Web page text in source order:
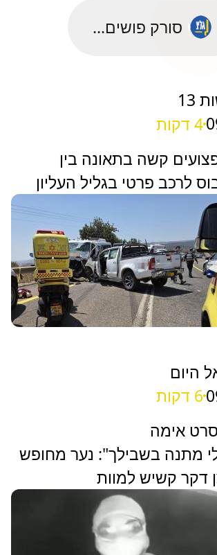
סורק פושים...
13
4 דקות
קשה בתאונה בין
לרכב פרטי בגליל העליון
היום
6 דקות
אימה
מתנה בשבילך": נער מחופש
דקר קשיש למוות